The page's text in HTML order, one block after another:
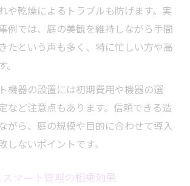
や乾燥によるトラブルも防げます。実
例では、庭の美観を維持しながら手間
たという声も多く、特に忙しい方や高
機器の設置には初期費用や機器の選
など注意点もあります。信頼できる造
がら、庭の規模や目的に合わせて導入
しないポイントです。
マート管理の相乗効果